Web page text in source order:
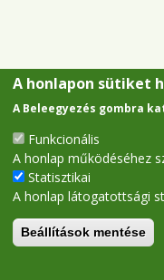
A honlapon sütiket
A Beleegyezés gombra
Funkcionális
A honlap működéséhez
Statisztikai
A honlap látogatottsági
Beállítások mentése